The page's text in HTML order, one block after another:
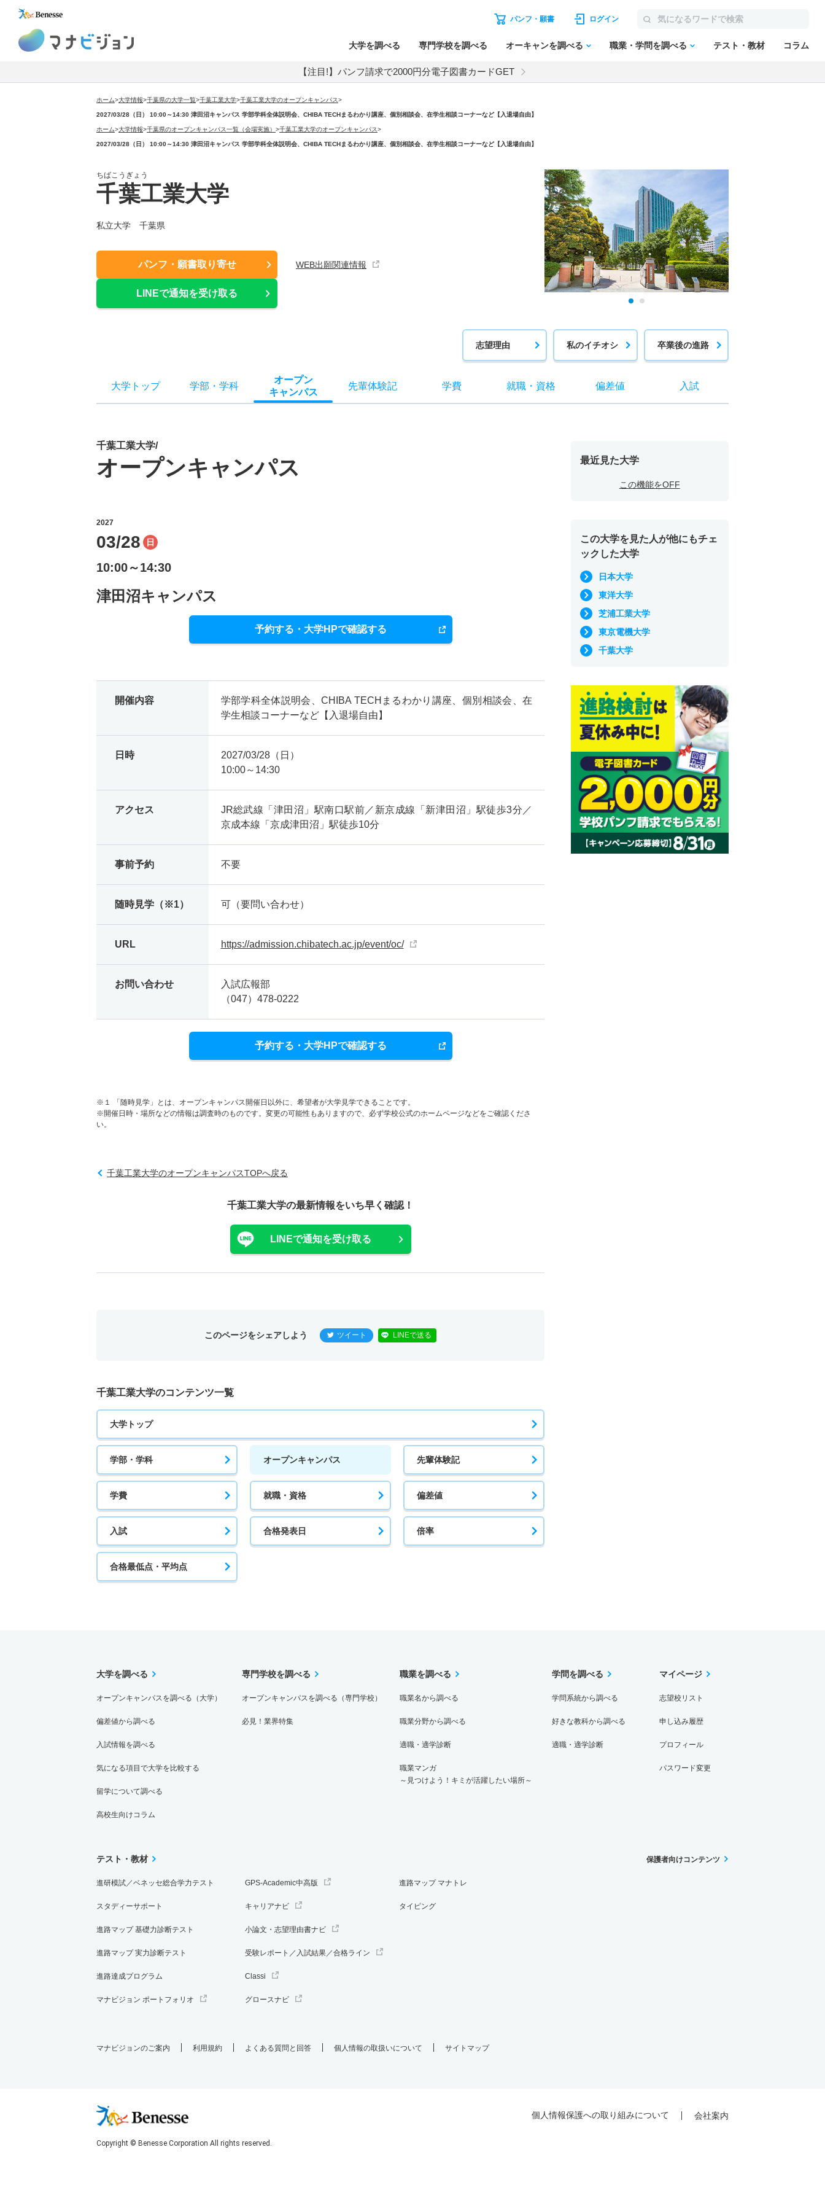
パンフ・願書 ログイン
大学を調べる 専門学校を調べる オーキャンを調べる 職業・学問を調べる テスト・教材 コラム
【注目!】パンフ請求で2000円分電子図書カードGET
ホーム>大学情報>千葉県の大学一覧>千葉工業大学>千葉工業大学のオープンキャンパス>
2027/03/28（日） 10:00～14:30 津田沼キャンパス 学部学科全体説明会、CHIBA TECHまるわかり講座、個別相談会、在学生相談コーナーなど【入退場自由】
ホーム>大学情報>千葉県のオープンキャンパス一覧（会場実施） >千葉工業大学のオープンキャンパス>
2027/03/28（日） 10:00～14:30 津田沼キャンパス 学部学科全体説明会、CHIBA TECHまるわかり講座、個別相談会、在学生相談コーナーなど【入退場自由】
ちばこうぎょう
千葉工業大学
私立大学 千葉県
パンフ・願書取り寄せ
LINEで通知を受け取る
WEB出願関連情報
志望理由 私のイチオシ 卒業後の進路
大学トップ 学部 ・ 学科
オープン
キャンパス
先輩体験記 学費 就職・ 資格 偏差値 入試
千葉工業大学/
オープンキャンパス
2027
03/28 日
10:00～14:30
津田沼キャンパス
予約する・大学HPで確認する
開催内容
学部学科全体説明会、CHIBA TECHまるわかり講座、個別相談会、在
学生相談コーナーなど【入退場自由】
日時
2027/03/28（日）
10:00～14:30
アクセス
JR総武線「津田沼」駅南口駅前／新京成線「新津田沼」駅徒歩3分／
京成本線「京成津田沼」駅徒歩10分
事前予約 不要
随時見学（※1） 可（要問い合わせ）
URL https://admission.chibatech.ac.jp/event/oc/
お問い合わせ
入試広報部
（047）478-0222
予約する・大学HPで確認する
※１ 「随時見学」とは、オープンキャンパス開催日以外に、希望者が大学見学できることです。
※開催日時・場所などの情報は調査時のものです。変更の可能性もありますので、必ず学校公式のホームページなどをご確認くださ
い。
千葉工業大学のオープンキャンパスTOPへ戻る
千葉工業大学の最新情報をいち早く確認！
LINEで通知を受け取る
このページをシェアしよう ツイート LINEで送る
千葉工業大学のコンテンツ一覧
大学トップ
学部・学科 オープンキャンパス 先輩体験記
学費 就職・資格 偏差値
入試 合格発表日 倍率
合格最低点・平均点
最近見た大学
この機能をOFF
この大学を見た人が他にもチェ
ックした大学
日本大学
東洋大学
芝浦工業大学
東京電機大学
千葉大学
大学を調べる
オープンキャンパスを調べる（大学）
偏差値から調べる
入試情報を調べる
気になる項目で大学を比較する
留学について調べる
高校生向けコラム
専門学校を調べる
オープンキャンパスを調べる（専門学校）
必見！業界特集
職業を調べる
職業名から調べる
職業分野から調べる
適職・適学診断
職業マンガ
～見つけよう！キミが活躍したい場所～
学問を調べる
学問系統から調べる
好きな教科から調べる
適職・適学診断
マイページ
志望校リスト
申し込み履歴
プロフィール
パスワード変更
テスト・教材
進研模試／ベネッセ総合学力テスト
スタディーサポート
進路マップ 基礎力診断テスト
進路マップ 実力診断テスト
進路達成プログラム
マナビジョン ポートフォリオ
GPS-Academic中高版
キャリアナビ
小論文・志望理由書ナビ
受験レポート／入試結果／合格ライン
Classi
グロースナビ
進路マップ マナトレ
タイピング
保護者向けコンテンツ
マナビジョンのご案内 利用規約 よくある質問と回答 個人情報の取扱いについて サイトマップ
個人情報保護への取り組みについて 会社案内
Copyright © Benesse Corporation All rights reserved.